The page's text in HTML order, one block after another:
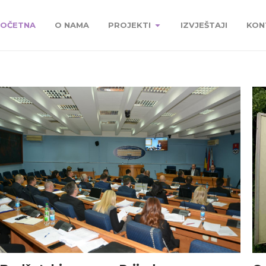
O NAMA PROJEKTI IZVJEŠTAJI